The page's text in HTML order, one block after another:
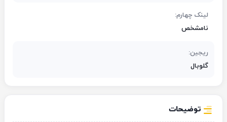
لینک چهارم:
نامشخص
ریجین:
گلوبال
توضیحات